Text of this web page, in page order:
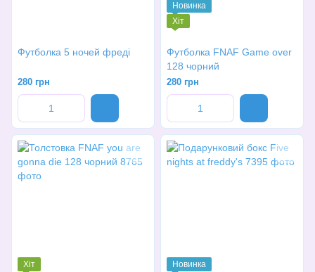
Футболка 5 ночей фреді
280 грн
Новинка
Хіт
Футболка FNAF Game over
128 чорний
280 грн
Хіт Новинка